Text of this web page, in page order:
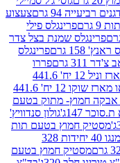
צעצוע
פילי
שמנת בצל צדר
פרינגלס
פררו
אוראו מארז וניל 12 יח' 441.6
אוראו מארז שוקו 12 יח' 441.6
מתוק בטעם
גולון סנדוויץ'
בטעם תות
מסטיק חמוץ בטעם מנגו 40 יחידות 328
חמוץ בטעם